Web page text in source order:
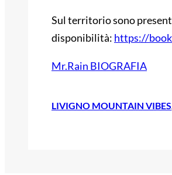
Sul territorio sono
disponibilità: https://
Mr.Rain BIOGRAFIA
LIVIGNO MOUNTAIN VIBES